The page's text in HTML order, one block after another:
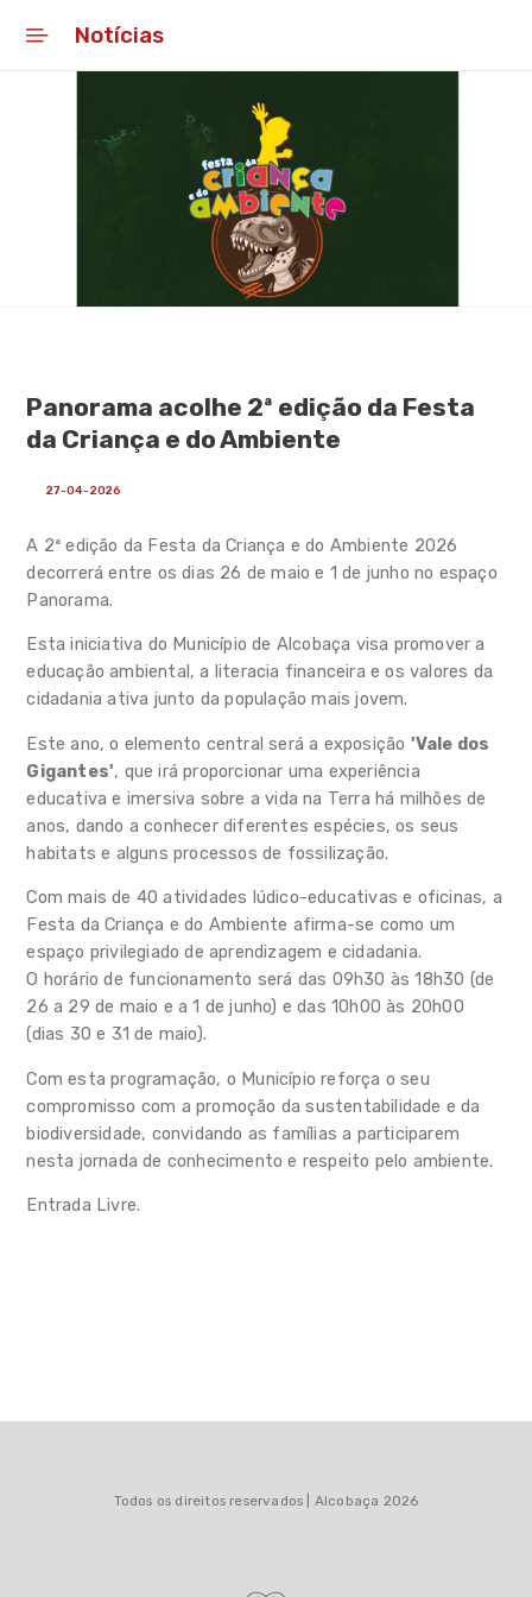
Notícias
Contactar
FAQ's
Notícias
Panorama acolhe 2ª edição da Festa
da Criança e do Ambiente
27-04-2026
A 2ª edição da Festa da Criança e do Ambiente 2026
decorrerá entre os dias 26 de maio e 1 de junho no espaço
Panorama.
Esta iniciativa do Município de Alcobaça visa promover a
educação ambiental, a literacia financeira e os valores da
cidadania ativa junto da população mais jovem.
Este ano, o elemento central será a exposição 'Vale dos
Gigantes', que irá proporcionar uma experiência
educativa e imersiva sobre a vida na Terra há milhões de
anos, dando a conhecer diferentes espécies, os seus
habitats e alguns processos de fossilização.
Com mais de 40 atividades lúdico-educativas e oficinas, a
Festa da Criança e do Ambiente afirma-se como um
espaço privilegiado de aprendizagem e cidadania.
O horário de funcionamento será das 09h30 às 18h30 (de
26 a 29 de maio e a 1 de junho) e das 10h00 às 20h00
(dias 30 e 31 de maio).
Com esta programação, o Município reforça o seu
compromisso com a promoção da sustentabilidade e da
biodiversidade, convidando as famílias a participarem
nesta jornada de conhecimento e respeito pelo ambiente.
Entrada Livre.
Todos os direitos reservados | Alcobaça 2026